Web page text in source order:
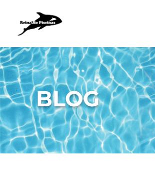
BLOG